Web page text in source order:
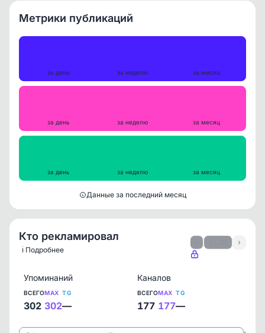
Метрики публикаций
за день за неделю за месяц
за день за неделю за месяц
за день за неделю за месяц
Данные за последний месяц
Кто рекламировал
ℹ️ Подробнее
›
Упоминаний
ВСЕГО
302
MAX
302
TG
—
Каналов
ВСЕГО
177
MAX
177
TG
—